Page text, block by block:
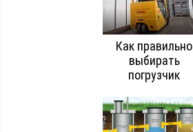
Как правильно
выбирать
погрузчик